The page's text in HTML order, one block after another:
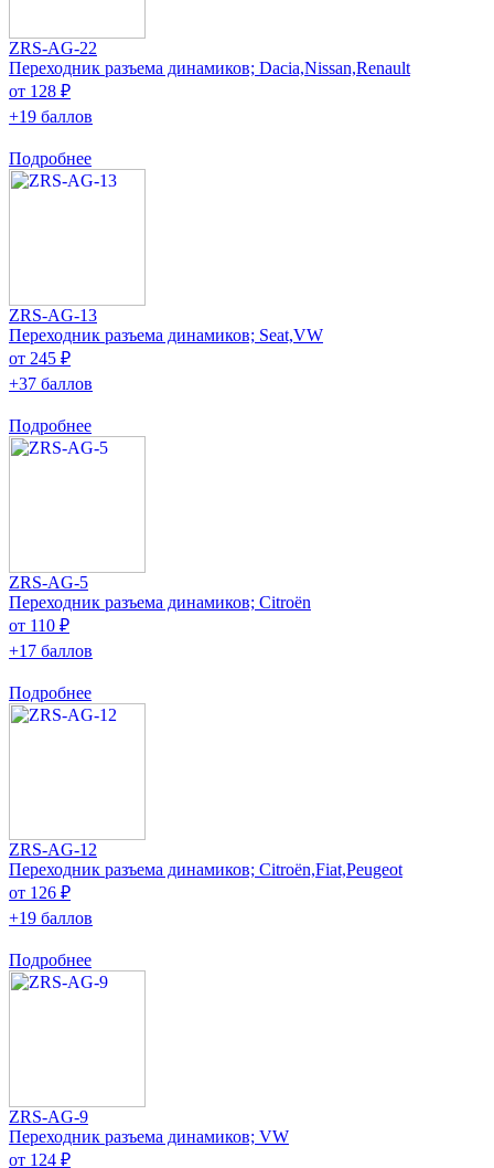
ZRS-AG-22
Переходник разъема динамиков; Dacia,Nissan,Renault
от 128 ₽
+19 баллов
Подробнее
ZRS-AG-13
Переходник разъема динамиков; Seat,VW
от 245 ₽
+37 баллов
Подробнее
ZRS-AG-5
Переходник разъема динамиков; Citroën
от 110 ₽
+17 баллов
Подробнее
ZRS-AG-12
Переходник разъема динамиков; Citroën,Fiat,Peugeot
от 126 ₽
+19 баллов
Подробнее
ZRS-AG-9
Переходник разъема динамиков; VW
от 124 ₽